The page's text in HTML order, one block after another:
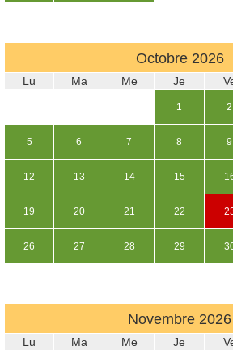
Octobre 2026
Lu Ma Me Je
1 2
5 6 7 8 9
12 13 14 15
19 20 21 22
26 27 28 29
Novembre 2026
Lu Ma Me Je